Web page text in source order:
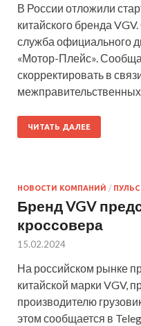
В России отложили
китайского бренда
служба официального
«Мотор-Плейс».
скорректировать в
ЧИТАТЬ ДАЛЕЕ
НОВОСТИ КОМПАНИЙ / ПУЛЬС
Бренд VGV
кроссовера
15.02.2024
На российском рынке
китайской марки VGV,
производителю
этом сообщается в